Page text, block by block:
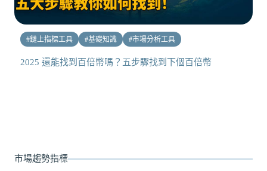
#鏈上指標工具 #基礎知識 #市場分析工具
2025 還能找到百倍幣嗎？五步驟找到下個百倍幣
市場趨勢指標